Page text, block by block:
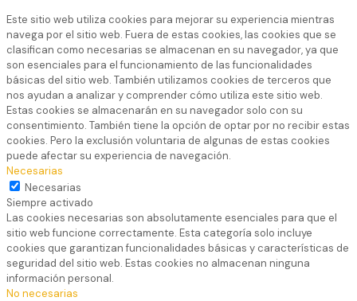
Este sitio web utiliza cookies para mejorar su experiencia mientras
navega por el sitio web. Fuera de estas cookies, las cookies que se
clasifican como necesarias se almacenan en su navegador, ya que
son esenciales para el funcionamiento de las funcionalidades
básicas del sitio web. También utilizamos cookies de terceros que
nos ayudan a analizar y comprender cómo utiliza este sitio web.
Estas cookies se almacenarán en su navegador solo con su
consentimiento. También tiene la opción de optar por no recibir estas
cookies. Pero la exclusión voluntaria de algunas de estas cookies
puede afectar su experiencia de navegación.
Necesarias
Necesarias
Siempre activado
Las cookies necesarias son absolutamente esenciales para que el
sitio web funcione correctamente. Esta categoría solo incluye
cookies que garantizan funcionalidades básicas y características de
seguridad del sitio web. Estas cookies no almacenan ninguna
información personal.
No necesarias